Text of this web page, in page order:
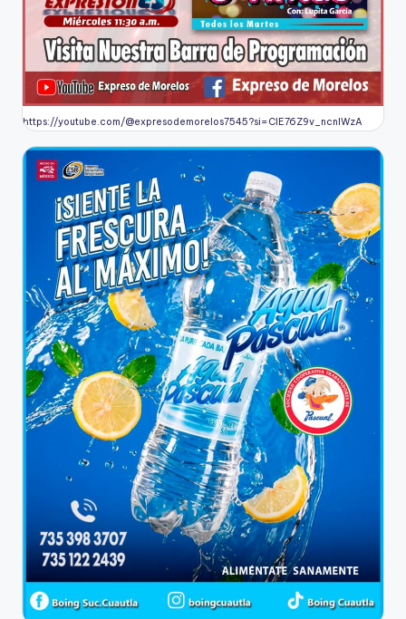
https://youtube.com/@expresodemorelos7545?si=CIE76Z9v_ncnlWzA